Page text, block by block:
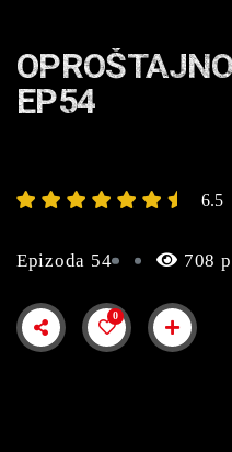
EP54
6.5
Epizoda 54 708
0